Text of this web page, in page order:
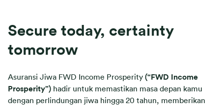
Secure today, certainty
tomorrow
Asuransi Jiwa FWD Income Prosperity (“FWD Income
Prosperity”) hadir untuk memastikan masa depan kamu
dengan perlindungan jiwa hingga 20 tahun, memberikan